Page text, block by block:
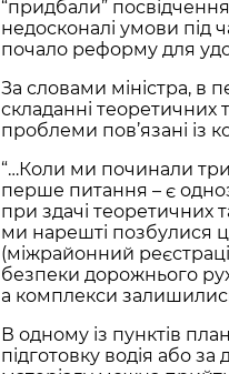
“придбали”
недосконалі умови під
почало реформу для
За словами міністра, в
складанні теоретичних
проблеми пов’язані із
“…Коли ми починали
перше питання – є
при здачі теоретичних
ми нарешті позбулися
(міжрайонний
безпеки дорожнього
а комплекси
В одному із пунктів
підготовку водія або